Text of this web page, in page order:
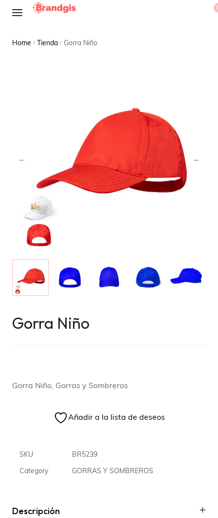
Home / Tienda / Gorra Niño
Gorra Niño
Gorra Niño, Gorras y Sombreros
Añadir a la lista de deseos
SKU BR5239
Category GORRAS Y SOMBREROS
Descripción